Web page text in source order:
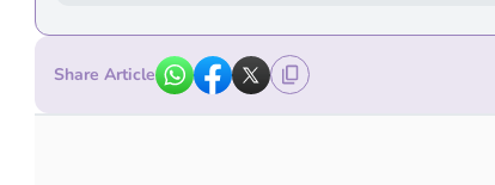
Share Article